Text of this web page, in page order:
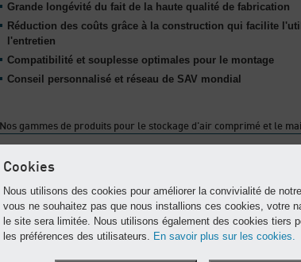
Grande longévité du fait de la haute qualité de fabrication
Réduction des coûts grâce à la construction qui facilite
l'entretien
Compatibilité et souplesse optimales pour le montage
Conseil personnalisé et réseau de SAV mondial
Nos gammes de produits pour le stockage d'air comprimé et le
Pour le
pour les
Très
Cookies
Nous utilisons des cookies pour améliorer la convivialité de
vous ne souhaitez pas que nous installions ces cookies, votre
le site sera limitée. Nous utilisons également des cookies tiers
les préférences des utilisateurs. En savoir plus sur les cookies.